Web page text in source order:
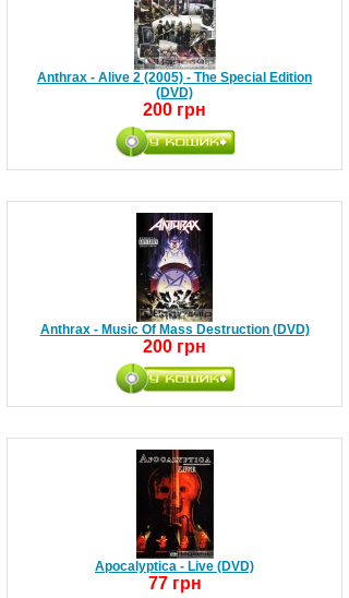
Anthrax - Alive 2 (2005) - The Special Edition
(DVD)
200 грн
Anthrax - Music Of Mass Destruction (DVD)
200 грн
Apocalyptica - Live (DVD)
77 грн